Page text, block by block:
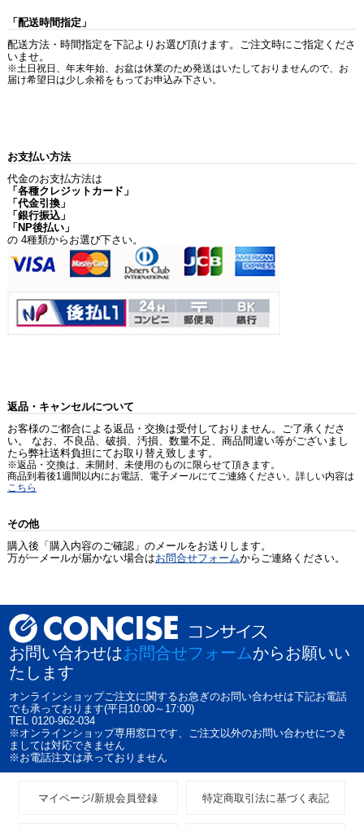
「配送時間指定」
配送方法・時間指定を下記よりお選び頂けます。ご注文時にご指定くださ
いませ。
※土日祝日、年末年始、お盆は休業のため発送はいたしておりませんので、お
届け希望日は少し余裕をもってお申込み下さい。
お支払い方法
代金のお支払方法は
「各種クレジットカード」
「代金引換」
「銀行振込」
「NP後払い」
の 4種類からお選び下さい。
返品・キャンセルについて
お客様のご都合による返品・交換は受付しておりません。ご了承くださ
い。 なお、不良品、破損、汚損、数量不足、商品間違い等がございまし
たら弊社送料負担にてお取り替え致します。
※返品・交換は、未開封、未使用のものに限らせて頂きます。
商品到着後1週間以内にお電話、電子メールにてご連絡ください。詳しい内容は
こちら
その他
購入後「購入内容のご確認」のメールをお送りします。
万が一メールが届かない場合はお問合せフォームからご連絡ください。
お問い合わせはお問合せフォームからお願いい
たします
オンラインショップご注文に関するお急ぎのお問い合わせは下記お電話
でも承っております(平日10:00～17:00)
TEL 0120-962-034
※オンラインショップ専用窓口です、ご注文以外のお問い合わせにつき
ましては対応できません
※お電話注文は承っておりません
マイページ/新規会員登録 特定商取引法に基づく表記